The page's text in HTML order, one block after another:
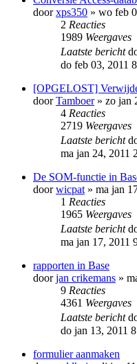
doorxps350 » wo feb
2 Reacties
1989 Weergaves
Laatste bericht
do feb 03, 2011
[OPGELOST]
doorTamboer» zo jan
4 Reacties
2719 Weergaves
Laatste bericht
ma jan 24, 2011
De SOM-functie in
doorwicpat » ma jan
1 Reacties
1965 Weergaves
Laatste bericht
ma jan 17, 2011
rapporten in Base
doorjan crikemans »
9 Reacties
4361 Weergaves
Laatste bericht
do jan 13, 2011
formulier aanmaken